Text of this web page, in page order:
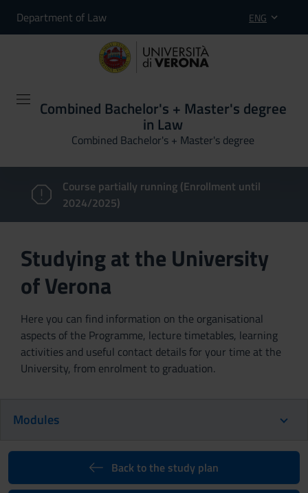
Department of Law ENG
Combined Bachelor's + Master's degree
in Law
Combined Bachelor's + Master's degree
Course partially running (Enrollment until
2024/2025)
Studying at the University
of Verona
Here you can find information on the organisational
aspects of the Programme, lecture timetables, learning
activities and useful contact details for your time at the
University, from enrolment to graduation.
Modules
Back to the study plan